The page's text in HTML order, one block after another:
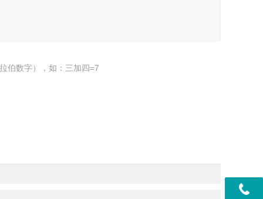
伯数字），如：三加四=7